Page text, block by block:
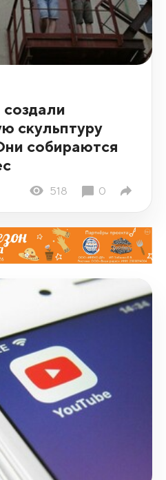
скульптуру
собираются
518 0